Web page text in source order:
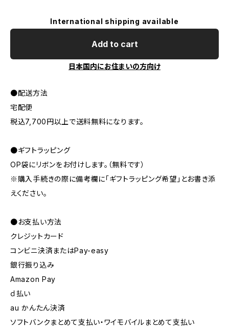
International shipping available
Add to cart
日本国内にお住まいの方向け
●配送方法
宅配便
税込7,700円以上で送料無料になります。
●ギフトラッピング
OP袋にリボンをお付けします。（無料です）
※購入手続きの際に備考欄に「ギフトラッピング希望」とお書き添
えください。
●お支払い方法
クレジットカード
コンビニ決済またはPay-easy
銀行振り込み
Amazon Pay
ｄ払い
au かんたん決済
ソフトバンクまとめて支払い・ワイモバイルまとめて支払い